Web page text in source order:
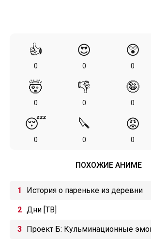
👍
0
😍
0
😲
0
🤯
0
👎
0
🤪
0
😴
0
🔪
0
😡
0
ПОХОЖИЕ АНИМЕ
История о пареньке из деревни
Дни [ТВ]
Проект Б: Кульминационные